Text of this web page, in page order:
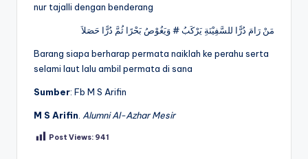
nur tajalli dengan benderang
مَنْ رَامَ دُرًّا للسَّفِيْنَةِ يَرْكَبُ # وَيَغُوْصُ بَحْرًا ثُمَّ دُرًّا حَصَلاَ
Barang siapa berharap permata naiklah ke perahu serta
selami laut lalu ambil permata di sana
Sumber: Fb M S Arifin
M S Arifin Alumni Al-Azhar Mesir
Post Views: 941